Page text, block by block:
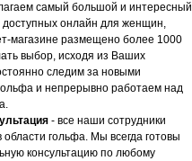
самый большой и интересный
доступных онлайн для женщин,
магазине размещено более 1000
выбор, исходя из Ваших
следим за новыми
и непрерывно работаем над
- все наши сотрудники
гольфа. Мы всегда готовы
консультацию по любому